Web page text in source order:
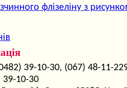
флізеліну з
39-10-30, (067) 48-11-
39-10-30